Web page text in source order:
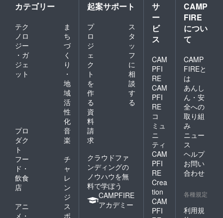
カテゴリー
テク
ノロ
ジー
・ガ
ジェ
ット
ま
ち
づ
く
り
・
地
域
活
性
化
プロ
ダク
ト
音
楽
フー
ド・
飲食
店
チ
ャ
レ
ン
ジ
アニ
メ・
ス
ポ
起案サポート
プ
ロ
ジ
ェ
ク
ト
を
作
る
ス
タ
ッ
フ
に
相
談
す
る
資
料
請
求
クラウドファ
ンディングの
ノウハウを無
料で学ぼう
CAMPFIRE
アカデミー
サ
ー
ビ
ス
CAM
PFI
RE
CAM
PFI
RE
コ
ミュ
ニ
ティ
CAM
PFI
RE
Crea
tion
CAM
PFI
CAMP
FIRE
につい
て
CAMP
FIREと
は
あんし
ん・安
全への
取り組
み
ニュー
ス
ヘルプ
お問い
合わせ
各種規定
利用規